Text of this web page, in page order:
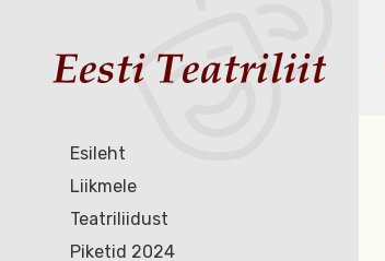
Esileht
Liikmele
Teatriliidust
Piketid 2024